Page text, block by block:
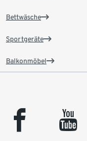
Bettwäsche
Sportgeräte
Balkonmöbel
facebook youtube